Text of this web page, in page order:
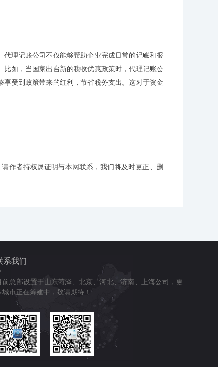
理记账公司不仅能够帮助企业完成日常的记账和报
如，当国家出台新的税收优惠政策时，代理记账公
受到政策带来的红利，节省税务支出。这对于资金
作者持权属证明与本网联系，我们将及时更正、删
系我们
前总部设置于山东菏泽、北京、河北、济南、上海公司，更
城市正在筹建中，敬请期待！